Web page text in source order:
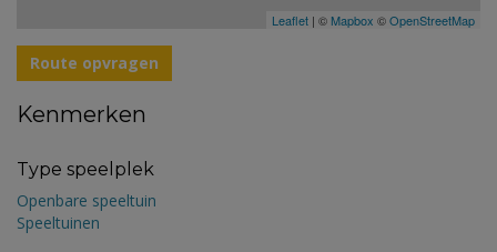
Leaflet | © Mapbox ©OpenStreetMap
Route opvragen
Kenmerken
Type speelplek
Openbare speeltuin
Speeltuinen